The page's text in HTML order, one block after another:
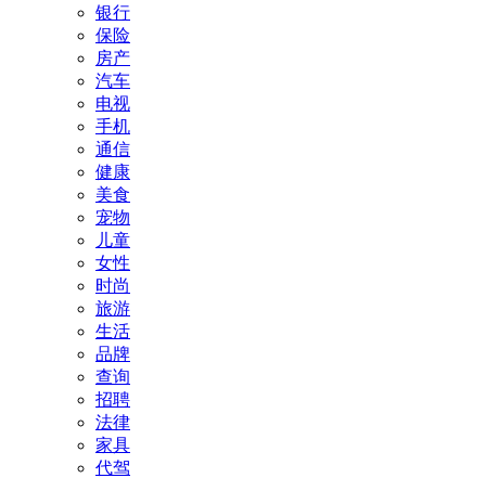
银行
保险
房产
汽车
电视
手机
通信
健康
美食
宠物
儿童
女性
时尚
旅游
生活
品牌
查询
招聘
法律
家具
代驾